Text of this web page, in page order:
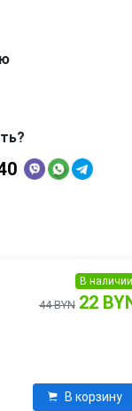
В наличии
44 BYN 22
В корзину